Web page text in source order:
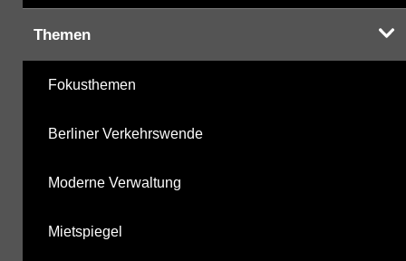
Themen
Fokusthemen
Berliner Verkehrswende
Moderne Verwaltung
Mietspiegel